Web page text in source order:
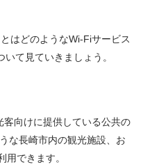
とはどのようなWi-Fiサービス
て見ていきましょう。
向けに提供している公共の
な長崎市内の観光施設、お
できます。